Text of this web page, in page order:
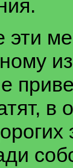
эти
в